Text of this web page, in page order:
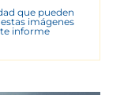
que pueden
imágenes
informe